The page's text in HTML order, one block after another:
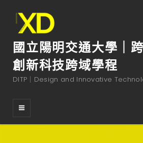
國立陽明交通大學｜
創新科技跨域學程
DITP｜Design and Innovative